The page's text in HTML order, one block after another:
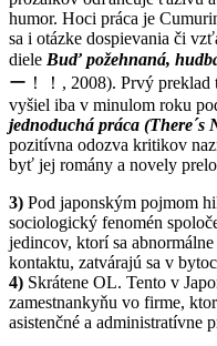
humor. Hoci práca je
sa i otázke dospievania či
diele Buď požehnaná,
ー！！, 2008). Prvý preklad
vyšiel iba v minulom roku
jednoduchá práca (There´s
pozitívna odozva kritikov
byť jej romány a novely
3) Pod japonským pojmom
sociologický fenomén
jedincov, ktorí sa
kontaktu, zatvárajú sa v
4) Skrátene OL. Tento v
zamestnankyňu vo firme,
asistenčné a administratívne